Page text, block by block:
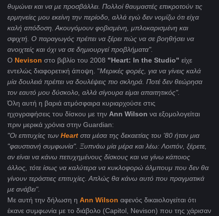
θυμώνει και να με προσβάλλει. Πολλοί θαυμαστές επικροτούν τις
ερμηνείες μου εκείνη την περίοδο, αλλά εγώ δεν νομίζω ότι είχα
καλή απόδοση. Ακουγόμουν φοβισμένη, μπλοκαρισμένη και
σφιχτή. Ο παραγωγός πρέπει να ξέρει πώς να σε βοηθήσει να
ανοιχτείς και όχι να σε δημιουργεί προβλήματα".
Ο Nevison στο βιβλίο του 2008 "Heart: In the Studio" είχε
εντελώς διαφορετική άποψη. "Μερικές φορές, για να γίνεις καλά
μία δουλειά πρέπει να δουλέψεις πιο σκληρά. Ποτέ δεν θεώρησα
τον εαυτό μου δύσκολο, αλλά σίγουρα είμαι απαιτητικός".
Όλη αυτή η βαριά ατμόσφαιρα κυριαρχούσε στις
ηχογραφήσεις του δίσκου με την Ann Wilson να εξομολογείται
πριν μερικά χρόνια στην Guardian:
"Οι επιτυχίες των Heart στα μέσα της δεκαετίας του '80 ήταν μια
"φαυστιανή συμφωνία". Ξυπνάω μία μέρα και λέω: Λοιπόν, ξέρετε,
αν είναι να κάνω πετυχημένους δίσκους και να γίνω κάποιος
άλλος, τότε ίσως να καλύτερα να κυκλοφορώ άλμπουμ που δεν θα
γίνουν τεράστιες επιτυχίες. Απλώς θα κάνω αυτό που πραγματικά
με ανάβει".
Με αυτή την δήλωση η Ann Wilson αφενός δικαιολογείται ότι
έκανε συμφωνία με το διάβολο (Capitol, Nevison) που της χάρισαν